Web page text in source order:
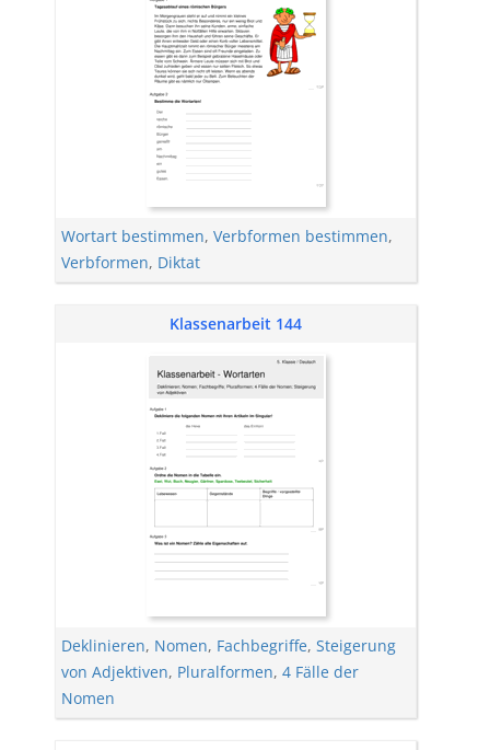
Wortart bestimmen, Verbformen bestimmen,
Verbformen, Diktat
Klassenarbeit 144
Deklinieren, Nomen, Fachbegriffe, Steigerung
von Adjektiven, Pluralformen, 4 Fälle der
Nomen